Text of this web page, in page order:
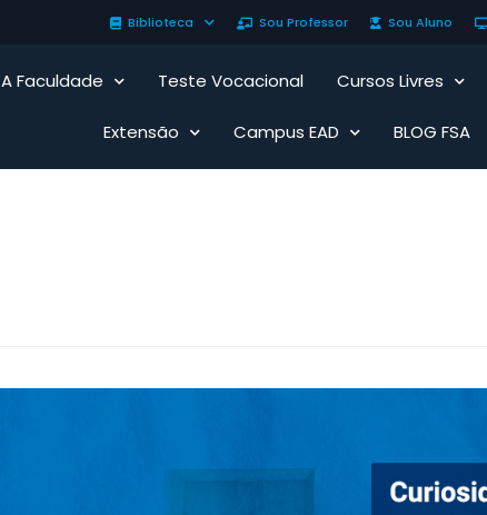
Biblioteca Sou Professor Sou Aluno
A Faculdade Teste Vocacional Cursos Livres
Extensão Campus EAD BLOG FSA